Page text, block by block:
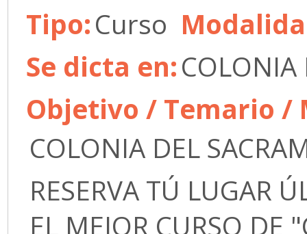
Tipo:Curso
Se dicta en:COLONIA
Objetivo / Temario /
COLONIA DEL
RESERVA TÚ LUGAR
EL MEJOR CURSO DE